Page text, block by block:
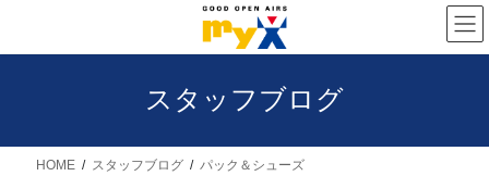
スタッフブログ
HOME スタッフブログ
パック＆シューズ